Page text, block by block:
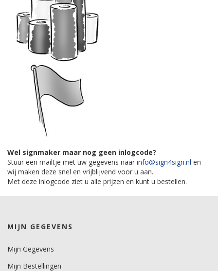
Wel signmaker maar nog geen inlogcode?
Stuur een mailtje met uw gegevens naar info@sign4sign.nl en
wij maken deze snel en vrijblijvend voor u aan.
Met deze inlogcode ziet u alle prijzen en kunt u bestellen.
MIJN GEGEVENS
Mijn Gegevens
Mijn Bestellingen